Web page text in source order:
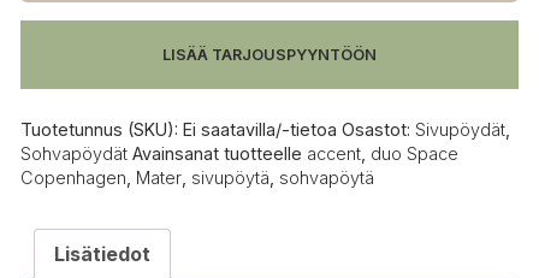
LISÄÄ TARJOUSPYYNTÖÖN
Tuotetunnus (SKU): Ei saatavilla/-tietoa Osastot: Sivupöydät
Sohvapöydät Avainsanat tuotteelle accent duo Space
Copenhagen Mater sivupöytä sohvapöytä
Lisätiedot